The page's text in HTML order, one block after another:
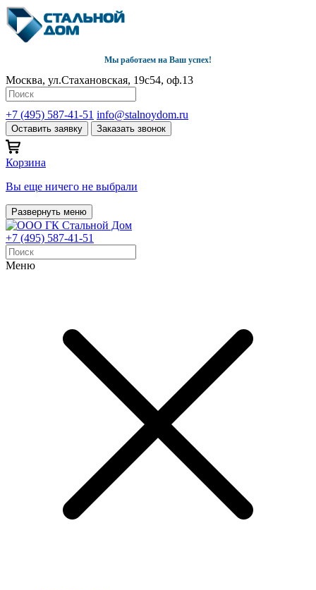
Мы работаем на Ваш успех!
Москва, ул.Стахановская, 19с54, оф.13
+7 (495) 587-41-51 info@stalnoydom.ru
Оставить заявку Заказать звонок
Корзина
Вы еще ничего не выбрали
Развернуть меню
+7 (495) 587-41-51
Меню